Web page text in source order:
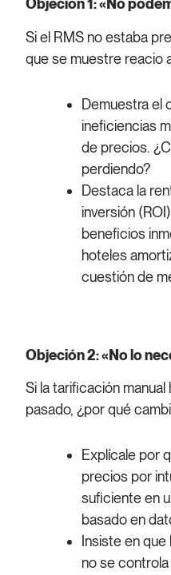
Objeción 1: «No
Si el RMS no estaba
que se muestre reacio
Demuestra el
ineficiencias
de precios.
perdiendo?
Destaca la
inversión
beneficios
hoteles
cuestión de
Objeción 2: «No lo
Si la tarificación manual
pasado, ¿por qué
Explícale por
precios por
suficiente en
basado en
Insiste en
no se